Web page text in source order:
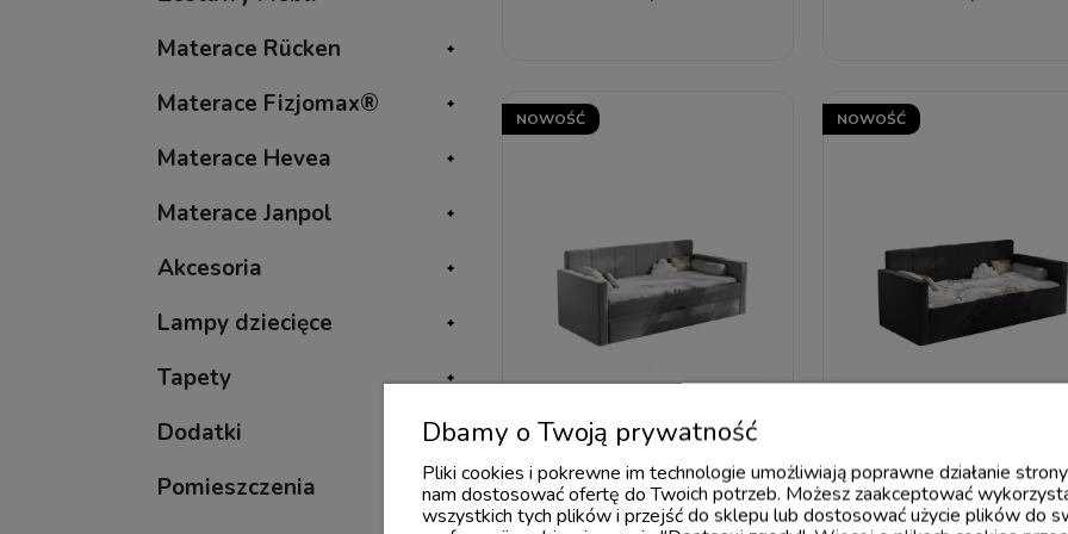
Materace Rücken
Materace Fizjomax®
Materace Hevea
Materace Janpol
Akcesoria
Lampy dziecięce
Tapety
Dodatki
Pomieszczenia
Łóżko młodzieżowe
LUMI I z dodatkową
NOWOŚĆ
Łóżko
LUMI III
NOWOŚĆ
Dbamy o Twoją prywatność
Pliki cookies i pokrewne im technologie umożliwiają poprawne działanie
nam dostosować ofertę do Twoich potrzeb. Możesz zaakceptować
wszystkich tych plików i przejść do sklepu lub dostosować użycie plików do